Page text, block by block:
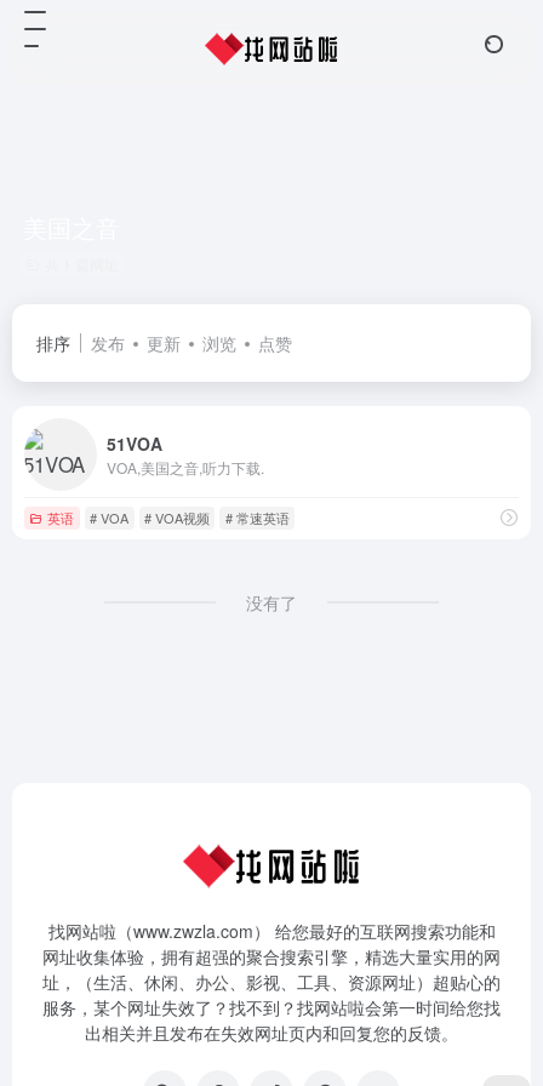
排序 发布 更新 浏览 点赞
51VOA
VOA,美国之音,听力下载.
英语 # VOA # VOA视频 # 常速英语
没有了
找网站啦（www.zwzla.com） 给您最好的互联网搜索功能和
网址收集体验，拥有超强的聚合搜索引擎，精选大量实用的网
址，（生活、休闲、办公、影视、工具、资源网址）超贴心的
服务，某个网址失效了？找不到？找网站啦会第一时间给您找
出相关并且发布在失效网址页内和回复您的反馈。